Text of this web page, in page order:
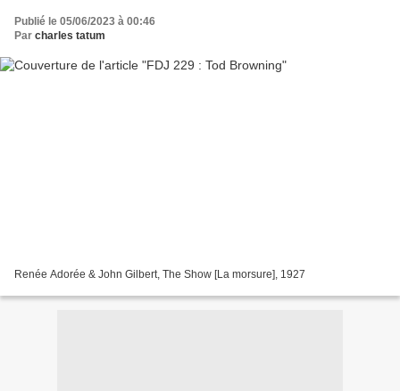
Publié le 05/06/2023 à 00:46
Par charles tatum
Renée Adorée & John Gilbert, The Show [La morsure], 1927